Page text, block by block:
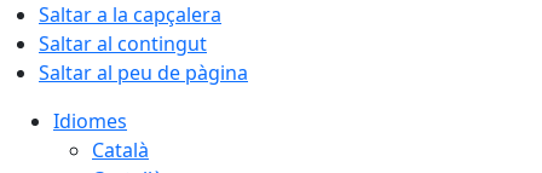
Saltar a la capçalera
Saltar al contingut
Saltar al peu de pàgina
Idiomes
Català